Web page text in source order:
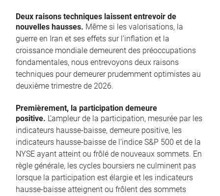
Deux raisons techniques laissent entrevoir de
nouvelles hausses. Même si les valorisations, la
guerre en Iran et ses effets sur l’inflation et la
croissance mondiale demeurent des préoccupations
fondamentales, nous entrevoyons deux raisons
techniques pour demeurer prudemment optimistes au
deuxième trimestre de 2026.
Premièrement, la participation demeure
positive. L’ampleur de la participation, mesurée par les
indicateurs hausse-baisse, demeure positive, les
indicateurs hausse-baisse de l’indice S&P 500 et de la
NYSE ayant atteint ou frôlé de nouveaux sommets. En
règle générale, les cycles boursiers ne culminent pas
lorsque la participation est élargie et les indicateurs
hausse-baisse atteignent ou frôlent des sommets